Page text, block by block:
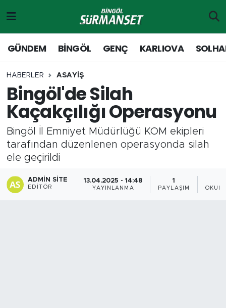
GÜNDEM BİNGÖL GENÇ KARLIOVA
HABERLER ASAYİŞ
Bingöl'de Silah
Kaçakçılığı Operasyonu
Bingöl İl Emniyet Müdürlüğü KOM ekipleri
tarafından düzenlenen operasyonda silah
ele geçirildi
ADMIN SITE
EDITÖR
13.04.2025 - 14:48
YAYINLANMA
1
PAYLAŞIM
Genç
Solhan
Karlıova
Adaklı-Kiğı
Merkez Hava Durumu
Merkez Trafik Yoğunluk Haritası
Süper Lig Puan Durumu ve Fikstür
Tüm Manşetler